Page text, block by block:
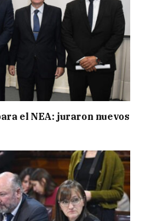
el NEA: juraron nuevos